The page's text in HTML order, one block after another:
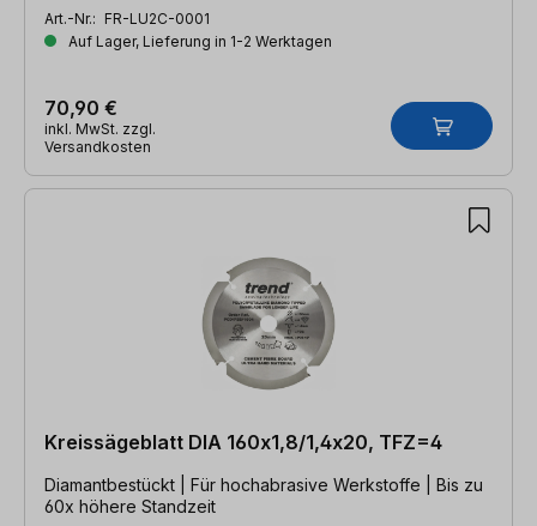
Art.-Nr.: FR-LU2C-0001
Auf Lager, Lieferung in 1-2 Werktagen
70,90 €
inkl. MwSt. zzgl.
Versandkosten
Kreissägeblatt DIA 160x1,8/1,4x20, TFZ=4
Diamantbestückt | Für hochabrasive Werkstoffe | Bis zu
60x höhere Standzeit